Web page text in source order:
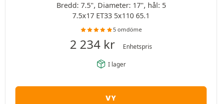
Bredd: 7.5", Diameter: 17", hål: 5
7.5x17 ET33 5x110 65.1
5 omdöme
2 234 kr Enhetspris
I lager
VY